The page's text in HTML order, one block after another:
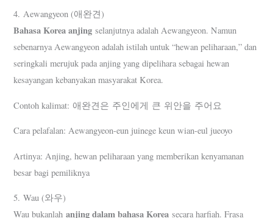
4. Aewangyeon (애완견)
Bahasa Korea anjing selanjutnya adalah Aewangyeon. Namun
sebenarnya Aewangyeon adalah istilah untuk “hewan peliharaan,” dan
seringkali merujuk pada anjing yang dipelihara sebagai hewan
kesayangan kebanyakan masyarakat Korea.
Contoh kalimat: 애완견은 주인에게 큰 위안을 주어요
Cara pelafalan: Aewangyeon-eun juinege keun wian-eul jueoyo
Artinya: Anjing, hewan peliharaan yang memberikan kenyamanan
besar bagi pemiliknya
5. Wau (와우)
Wau bukanlahanjing dalam bahasa Korea secara harfiah. Frasa